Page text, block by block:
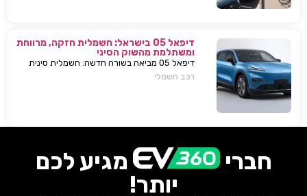
דיפאל 05 בישראל: חשמלית חזקה, מרווחת
ומשתלמת מהשוק הסיני
דיפאל 05 מביאה בשורה חדשה: חשמלית סינית
חזקה, גדולה וזולה שמאיימת לערער את מתחרות
רכב חשמלי
חברי
מגיע לכם
יותר!